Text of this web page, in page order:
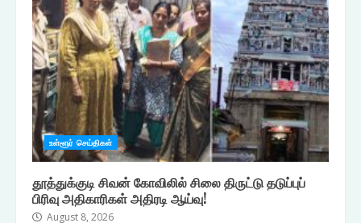
உள்ளூர் செய்திகள்
தூத்துக்குடி சிவன் கோவிலில் சிலை திருட்டு தடுப்புப்
பிரிவு அதிகாரிகள் அதிரடி ஆய்வு!
August 8, 2026